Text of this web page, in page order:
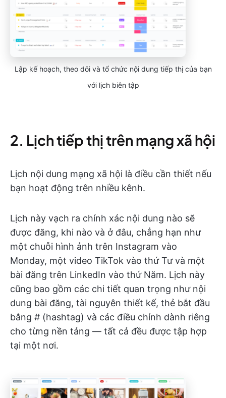
Lập kế hoạch, theo dõi và tổ chức nội dung tiếp thị của bạn
với lịch biên tập
2. Lịch tiếp thị trên mạng xã hội
Lịch nội dung mạng xã hội là điều cần thiết nếu
bạn hoạt động trên nhiều kênh.
Lịch này vạch ra chính xác nội dung nào sẽ
được đăng, khi nào và ở đâu, chẳng hạn như
một chuỗi hình ảnh trên Instagram vào
Monday, một video TikTok vào thứ Tư và một
bài đăng trên LinkedIn vào thứ Năm. Lịch này
cũng bao gồm các chi tiết quan trọng như nội
dung bài đăng, tài nguyên thiết kế, thẻ bắt đầu
bằng # (hashtag) và các điều chỉnh dành riêng
cho từng nền tảng — tất cả đều được tập hợp
tại một nơi.